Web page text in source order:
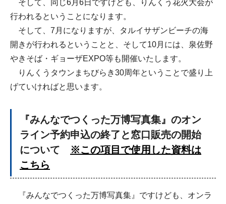
そして、同じ6月6日ですけども、りんくう花火大会が
行われるということになります。
そして、7月になりますが、タルイサザンビーチの海
開きが行われるということと、そして10月には、泉佐野
やきそば・ギョーザEXPO等も開催いたします。
りんくうタウンまちびらき30周年ということで盛り上
げていければと思います。
『みんなでつくった万博写真集』のオン
ライン予約申込の終了と窓口販売の開始
について ※この項目で使用した資料は
こちら
『みんなでつくった万博写真集』ですけども、オンラ